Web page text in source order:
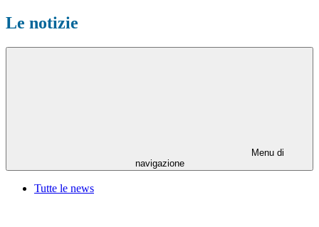
Le notizie
Menu di
navigazione
Tutte le news